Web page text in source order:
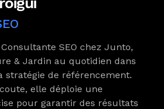
SEO chez Junto,
& Jardin au quotidien dans
stratégie de référencement.
elle déploie une
pour garantir des résultats